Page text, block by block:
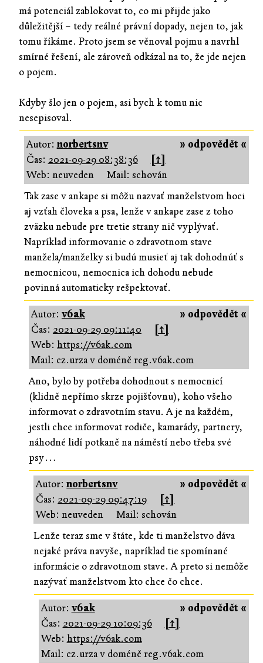
má potenciál zablokovat to, co mi přijde jako
důležitější – tedy reálné právní dopady, nejen to, jak
tomu říkáme. Proto jsem se věnoval pojmu a navrhl
smírné řešení, ale zároveň odkázal na to, že jde nejen
o pojem.
Kdyby šlo jen o pojem, asi bych k tomu nic
nesepisoval.
» odpovědět «
Autor:norbertsnv
Čas: 2021-09-29 08:38:36
[↑]
Web: neuveden
Mail: schován
Tak zase v ankape si môžu nazvať manželstvom hoci
aj vzťah človeka a psa, lenže v ankape zase z toho
zväzku nebude pre tretie strany nič vyplývať.
Napríklad informovanie o zdravotnom stave
manžela/manželky si budú musieť aj tak dohodnúť s
nemocnicou, nemocnica ich dohodu nebude
povinná automaticky rešpektovať.
» odpovědět «
Autor: v6ak
Čas: 2021-09-29 09:11:40
[↑]
Web: https://v6ak.com
Mail: cz.urza v doméně reg.v6ak.com
Ano, bylo by potřeba dohodnout s nemocnicí
(klidně nepřímo skrze pojišťovnu), koho všeho
informovat o zdravotním stavu. A je na každém,
jestli chce informovat rodiče, kamarády, partnery,
náhodné lidí potkaně na náměstí nebo třeba své
psy…
» odpovědět «
Autor:norbertsnv
Čas: 2021-09-29 09:47:19
[↑]
Web: neuveden
Mail: schován
Lenže teraz sme v štáte, kde ti manželstvo dáva
nejaké práva navyše, napríklad tie spomínané
informácie o zdravotnom stave. A preto si nemôže
nazývať manželstvom kto chce čo chce.
» odpovědět «
Autor: v6ak
Čas: 2021-09-29 10:09:36
[↑]
Web: https://v6ak.com
Mail: cz.urza v doméně reg.v6ak.com